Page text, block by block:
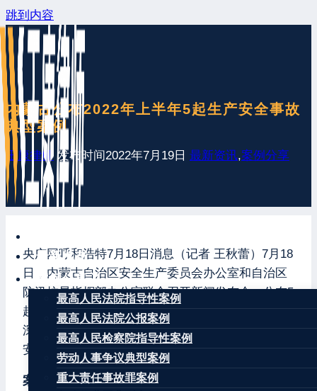
跳到内容
最新发布
案例分享
最高人民法院指导性案例
最高人民法院公报案例
最高人民检察院指导性案例
劳动人事争议典型案例
重大责任事故罪案例
内蒙古公布2022年上半年5起生产安全事故
典型案例
王康律师 发布时间2022年7月19日 最新资讯,案例分享
央广网呼和浩特7月18日消息（记者 王秋蕾）7月18
日，内蒙古自治区安全生产委员会办公室和自治区
防汛抗旱指挥部办公室联合召开新闻发布会，公布5
起生产安全事故典型案例，希望各单位和社会公众
深刻吸取事故教训，提高安全意识、压紧压实各方
安全责任，有效防范和遏制同类事故发生。
案例一：内蒙古包钢稀土钢板材有限责任公司球团